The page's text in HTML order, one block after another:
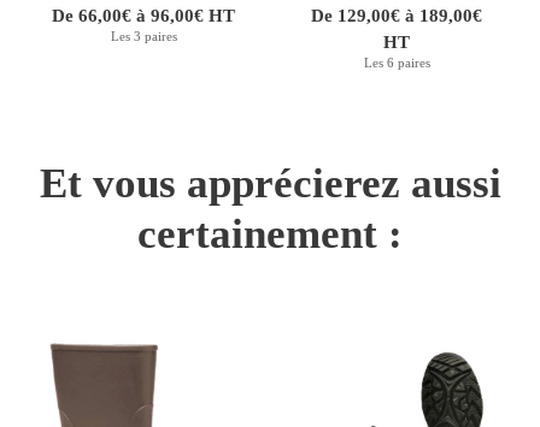
De 66,00€ à 96,00€ HT
Les 3 paires
De 129,00€ à 189,00€
HT
Les 6 paires
Et vous apprécierez aussi
certainement :